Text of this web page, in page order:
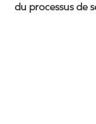
du processus de